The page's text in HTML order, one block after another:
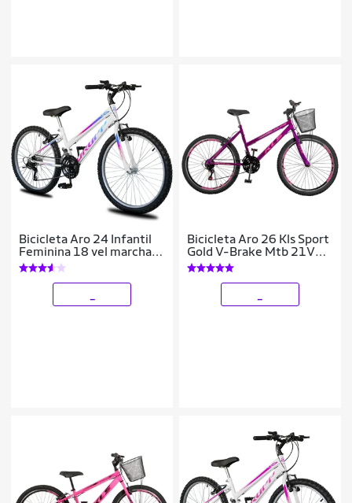
Bicicleta Aro 24 Infantil
Feminina 18 vel marchas
Dropp Sport Freio V-
Brake
Bicicleta Aro 26 Kls Sport
Gold V-Brake Mtb 21V
Feminina